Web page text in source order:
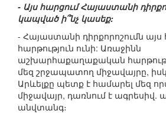
- Այս հարցում Հայաստանի
կապված ի՞նչ կասեք:
- Հայաստանի դիրքորոշումն այս
հարթություն ունի: Առաջինն
աշխարհաքաղաքական
մեզ շրջապատող միջավայրը,
Արևելքը պետք է համարել մեզ
միջավայր, դառնում է ագրեսիվ.
անվտանգ։